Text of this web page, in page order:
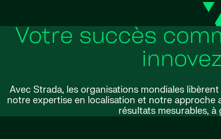
Votre succès
Avec Strada, les organisations mondiales
notre expertise en localisation et notre approche
résultats mesurables,